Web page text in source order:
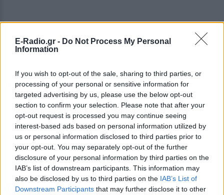
E-Radio.gr - Do Not Process My Personal
Information
If you wish to opt-out of the sale, sharing to third parties, or
processing of your personal or sensitive information for
targeted advertising by us, please use the below opt-out
section to confirm your selection. Please note that after your
opt-out request is processed you may continue seeing
interest-based ads based on personal information utilized by
us or personal information disclosed to third parties prior to
your opt-out. You may separately opt-out of the further
disclosure of your personal information by third parties on the
IAB’s list of downstream participants. This information may
also be disclosed by us to third parties on the IAB’s List of
Downstream Participants that may further disclose it to other